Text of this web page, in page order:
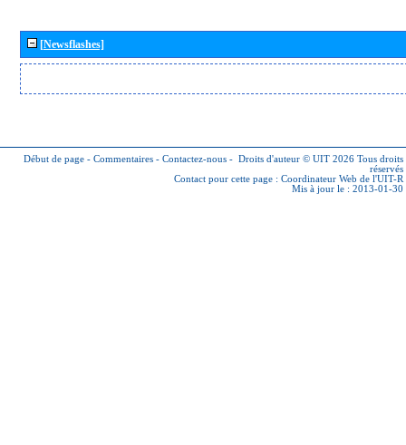
[Newsflashes]
Début de page - Commentaires - Contactez-nous - Droits d'auteur © UIT 2026 Tous droits
réservés
Contact pour cette page : Coordinateur Web de l'UIT-R
Mis à jour le : 2013-01-30